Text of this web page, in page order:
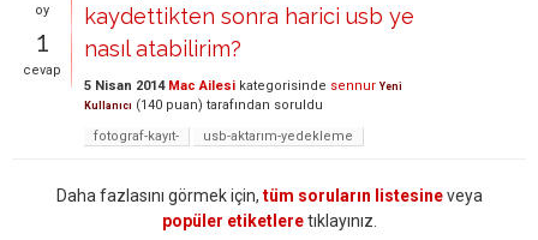
oy
1
cevap
kaydettikten sonra harici usb ye
nasıl atabilirim?
5 Nisan 2014 Mac Ailesi kategorisinde sennur Yeni
Kullanıcı (140 puan) tarafından soruldu
fotograf-kayıt-
usb-aktarım-yedekleme
Daha fazlasını görmek için, tüm soruların listesineveya
popüler etiketleretıklayınız.